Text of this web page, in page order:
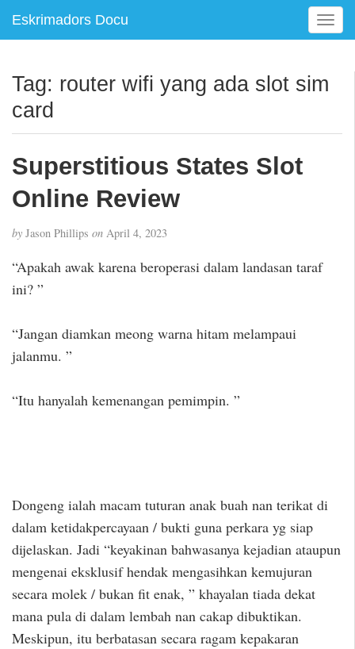
Eskrimadors Docu
T
o
l
Tag: router wifi yang ada slot sim
card
Superstitious States Slot
Online Review
by Jason Phillips on April 4, 2023
“Apakah awak karena beroperasi dalam landasan taraf
ini? ”
“Jangan diamkan meong warna hitam melampaui
jalanmu. ”
“Itu hanyalah kemenangan pemimpin. ”
Dongeng ialah macam tuturan anak buah nan terikat di
dalam ketidakpercayaan / bukti guna perkara yg siap
dijelaskan. Jadi “keyakinan bahwasanya kejadian ataupun
mengenai eksklusif hendak mengasihkan kemujuran
secara molek / bukan fit enak, ” khayalan tiada dekat
mana pula di dalam lembah nan cakap dibuktikan.
Meskipun, itu berbatasan secara ragam kepakaran